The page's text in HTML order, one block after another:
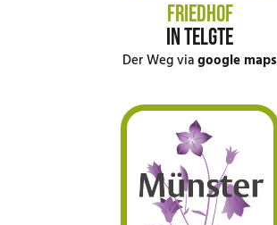
FRIEDHOF
IN TELGTE
Der Weg viagoogle maps